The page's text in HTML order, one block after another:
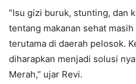
“Isu gizi buruk, stunting, dan
tentang makanan sehat
terutama di daerah pelosok.
diharapkan menjadi solusi
Merah,” ujar Revi.